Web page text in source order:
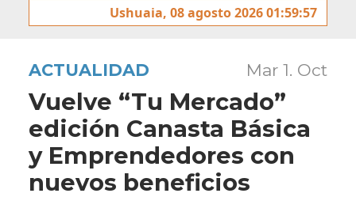
Ushuaia, 08 agosto 2026 01:59:57
ACTUALIDAD Mar 1. Oct
Vuelve “Tu Mercado”
edición Canasta Básica
y Emprendedores con
nuevos beneficios